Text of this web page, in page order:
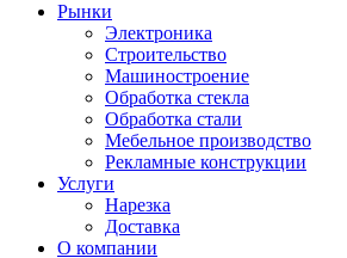
Рынки
Электроника
Строительство
Машиностроение
Обработка стекла
Обработка стали
Мебельное производство
Рекламные конструкции
Услуги
Нарезка
Доставка
О компании